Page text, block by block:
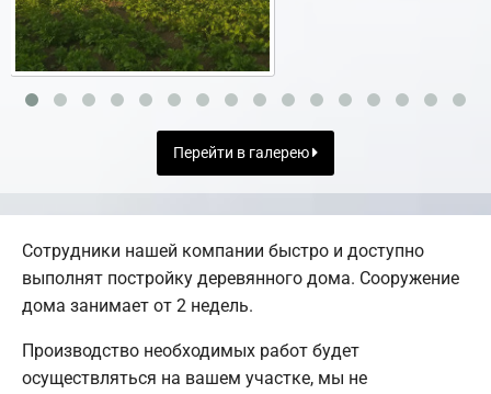
Перейти в галерею
Сотрудники нашей компании быстро и доступно
выполнят постройку деревянного дома. Сооружение
дома занимает от 2 недель.
Производство необходимых работ будет
осуществляться на вашем участке, мы не